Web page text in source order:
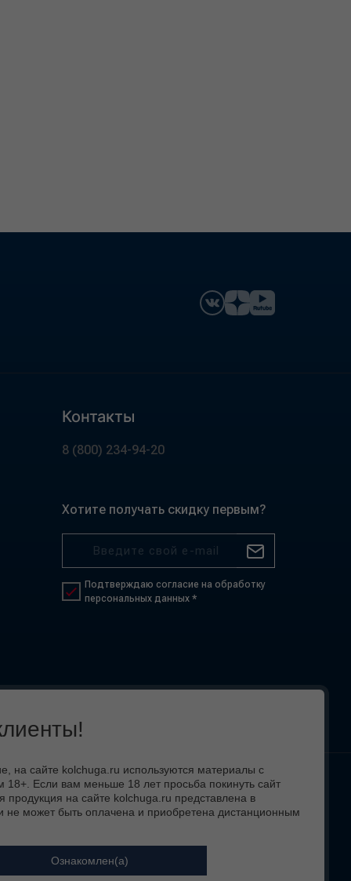
Контакты
8 (800) 234-94-20
Хотите получать скидку первым?
Подтверждаю согласие на обработку
персональных данных *
на сайте kolchuga.ru используются материалы с
18+. Если вам меньше 18 лет просьба покинуть сайт
продукция на сайте kolchuga.ru представлена в
не может быть оплачена и приобретена дистанционным
Ознакомлен(а)